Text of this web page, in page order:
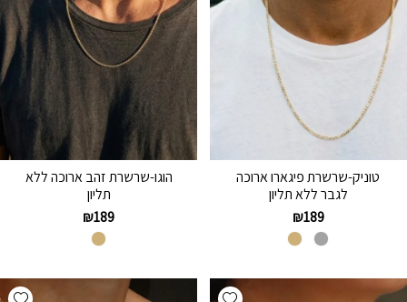
טוניק-שרשרת פיגארו ארוכה
לגבר ללא תליון
₪189
הוגו-שרשרת זהב ארוכה ללא
תליון
₪189
Add wishlist